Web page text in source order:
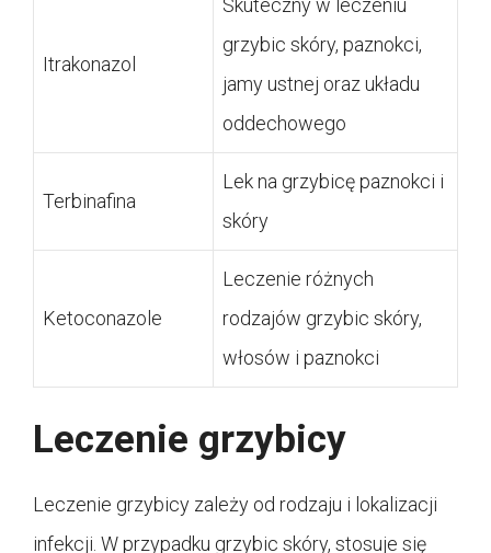
Itrakonazol
grzybic skóry, paznokci,
jamy ustnej oraz układu
oddechowego
Terbinafina
Lek na grzybicę paznokci i
skóry
Ketoconazole
Leczenie różnych
rodzajów grzybic skóry,
włosów i paznokci
Leczenie grzybicy
Leczenie grzybicy zależy od rodzaju i lokalizacji
infekcji. W przypadku grzybic skóry, stosuje się